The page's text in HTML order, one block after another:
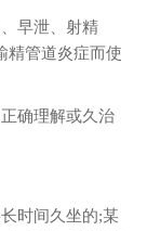
早泄、射精
精管道炎症而使
确理解或久治
时间久坐的;某